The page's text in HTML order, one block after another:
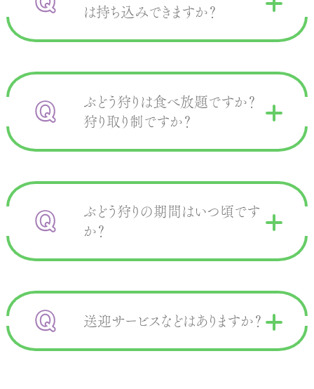
は持ち込みできますか？
ぶどう狩りは食べ放題ですか？
狩り取り制ですか？
ぶどう狩りの期間はいつ頃です
か？
送迎サービスなどはありますか？